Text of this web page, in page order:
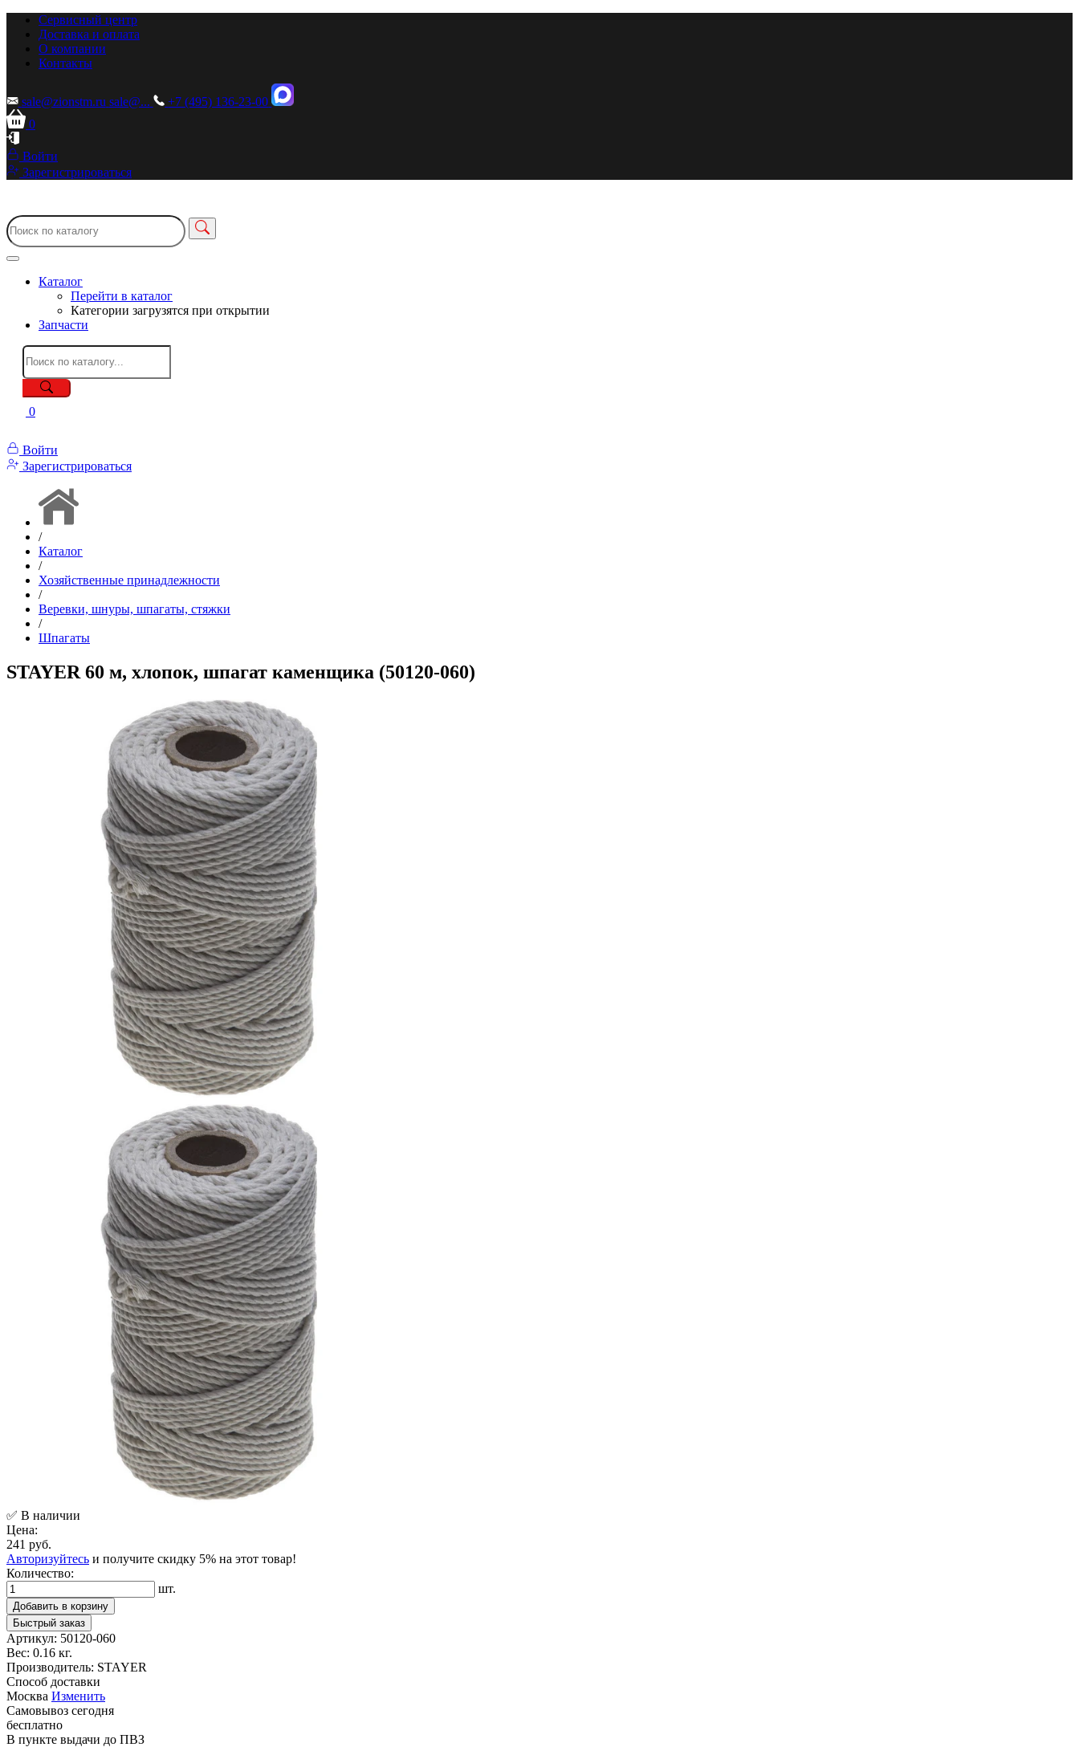
Сервисный центр
Доставка и оплата
О компании
Контакты
sale@zionstm.ru sale@...
+7 (495) 136-23-00
0
Войти
Зарегистрироваться
Каталог
Перейти в каталог
Категории загрузятся при открытии
Запчасти
0
Войти
Зарегистрироваться
/
Каталог
/
Хозяйственные принадлежности
/
Веревки, шнуры, шпагаты, стяжки
/
Шпагаты
STAYER 60 м, хлопок, шпагат каменщика (50120-060)
✅ В наличии
Цена:
241 руб.
Авторизуйтесь и получите скидку 5% на этот товар!
Количество:
шт.
Добавить в корзину
Быстрый заказ
Артикул: 50120-060
Вес: 0.16 кг.
Производитель: STAYER
Способ доставки
Москва Изменить
Самовывоз сегодня
бесплатно
В пункте выдачи до ПВЗ